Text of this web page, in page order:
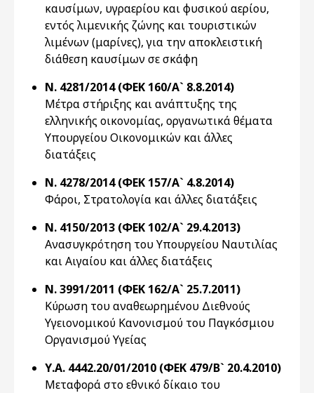
καυσίμων, υγραερίου και φυσικού αερίου,
εντός λιμενικής ζώνης και τουριστικών
λιμένων (μαρίνες), για την αποκλειστική
διάθεση καυσίμων σε σκάφη
Ν. 4281/2014 (ΦΕΚ 160/Α` 8.8.2014)
Μέτρα στήριξης και ανάπτυξης της
ελληνικής οικονομίας, οργανωτικά θέματα
Υπουργείου Οικονομικών και άλλες
διατάξεις
Ν. 4278/2014 (ΦΕΚ 157/Α` 4.8.2014)
Φάροι, Στρατολογία και άλλες διατάξεις
Ν. 4150/2013 (ΦΕΚ 102/Α` 29.4.2013)
Ανασυγκρότηση του Υπουργείου Ναυτιλίας
και Αιγαίου και άλλες διατάξεις
Ν. 3991/2011 (ΦΕΚ 162/Α` 25.7.2011)
Κύρωση του αναθεωρημένου Διεθνούς
Υγειονομικού Κανονισμού του Παγκόσμιου
Οργανισμού Υγείας
Υ.Α. 4442.20/01/2010 (ΦΕΚ 479/Β` 20.4.2010)
Μεταφορά στο εθνικό δίκαιο του